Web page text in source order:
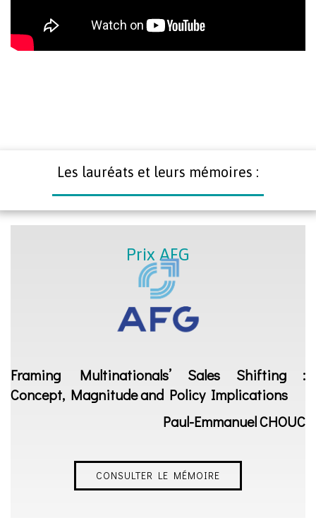
Les lauréats et leurs mémoires :
Prix AFG
Framing Multinationals’ Sales Shifting :
Concept, Magnitude and Policy Implications
Paul-Emmanuel CHOUC
CONSULTER LE MÉMOIRE